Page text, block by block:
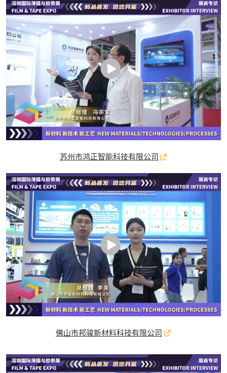
苏州市鸿正智能科技有限公司
佛山市邦骏新材料科技有限公司